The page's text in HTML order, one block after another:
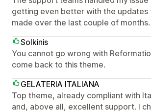
getting even better with the updates
made over the last couple of months.
Solkinis
You cannot go wrong with
come back to this theme.
GELATERIA ITALIANA
Top theme, already compliant with
and, above all, excellent support. I